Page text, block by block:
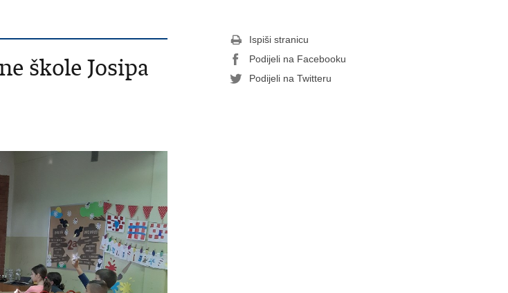
škole Josipa
Ispiši stranicu
Podijeli na Facebooku
Podijeli na Twitteru